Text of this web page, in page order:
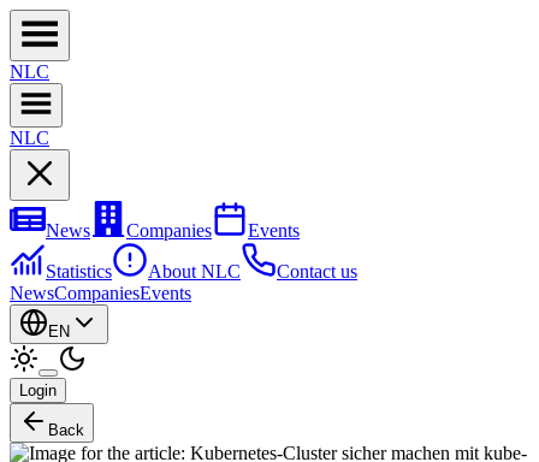
NLC
NLC
News Companies
Events
Statistics
About NLC
Contact us
NewsCompaniesEvents
EN
Login
Back